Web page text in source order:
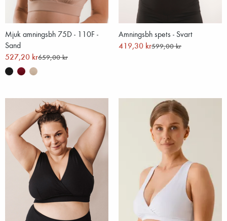
Mjuk amningsbh 75D - 110F -
Sand
527,20 kr659,00 kr
Amningsbh spets - Svart
419,30 kr599,00 kr